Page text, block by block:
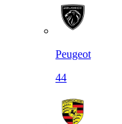
Peugeot
44